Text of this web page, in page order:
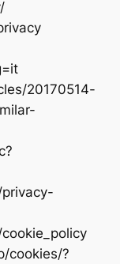
20170514-
cookies/?